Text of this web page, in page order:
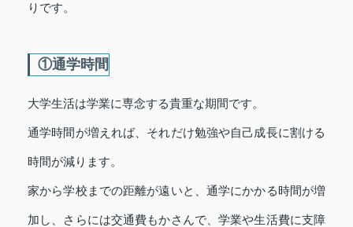
りです。
①通学時間
大学生活は学業に専念する貴重な期間です。
通学時間が増えれば、それだけ勉強や自己成長に割ける
時間が減ります。
家から学校までの距離が遠いと、通学にかかる時間が増
加し、さらには交通費もかさんで、学業や生活費に支障